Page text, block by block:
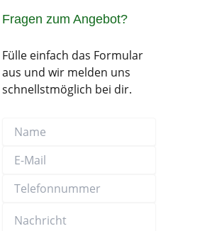
Fragen zum Angebot?
Fülle einfach das Formular
aus und wir melden uns
schnellstmöglich bei dir.
Mail